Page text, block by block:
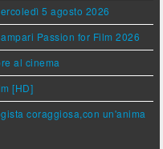
5 agosto 2026
Passion for Film 2026
al cinema
[HD]
coraggiosa,con un'anima